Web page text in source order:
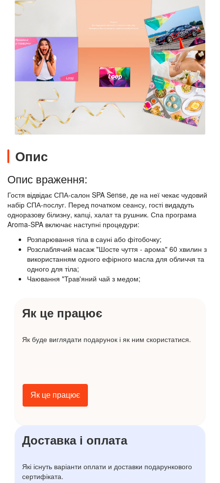
Опис
Опис враження:
Гостя відвідає СПА-салон SPA Sense, де на неї чекає чудовий
набір СПА-послуг. Перед початком сеансу, гості видадуть
одноразову білизну, капці, халат та рушник. Спа програма
Aroma-SPA включає наступні процедури:
Розпарювання тіла в сауні або фітобочку;
Розслаблячий масаж "Шосте чуття - арома" 60 хвилин з
використанням одного ефірного масла для обличчя та
одного для тіла;
Чаювання "Трав'яний чай з медом;
Як це працює
Як буде виглядати подарунок і як ним скористатися.
Як це працює
Доставка і оплата
Які існуть варіанти оплати и доставки подарункового
сертифіката.